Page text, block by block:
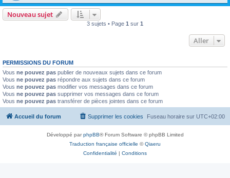
Nouveau sujet
3 sujets • Page 1 sur 1
Aller
PERMISSIONS DU FORUM
Vous ne pouvez pas publier de nouveaux sujets dans ce forum
Vous ne pouvez pas répondre aux sujets dans ce forum
Vous ne pouvez pas modifier vos messages dans ce forum
Vous ne pouvez pas supprimer vos messages dans ce forum
Vous ne pouvez pas transférer de pièces jointes dans ce forum
Accueil du forum Fuseau horaire sur UTC+02:00
Supprimer les cookies
Développé parphpBB® Forum Software © phpBB Limited
Traduction française officielle ©Qiaeru
Confidentialité | Conditions